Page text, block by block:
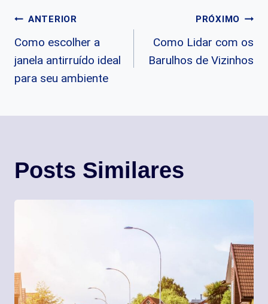
Navegação
de
Post
ANTERIOR
Como escolher a
janela antirruído ideal
para seu ambiente
PRÓXIMO
Como Lidar com os
Barulhos de Vizinhos
Posts Similares